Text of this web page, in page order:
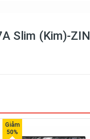
Slim (Kim)-ZIN